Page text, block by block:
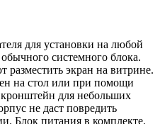
для установки на любой
системного блока.
экран на витрине.
на стол или при помощи
для небольших
не даст повредить
Блок питания в комплекте.